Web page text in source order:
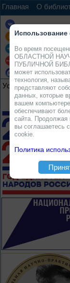
Главная О
Услуги Ресурсы
Во время
ОБЛАСТНОЙ
ПУБЛИЧНОЙ
может
технология,
представляют
данных, которые
вашем
обеспечивают
сайта. Продолжая
вы соглашаетесь
cookie.
Политика